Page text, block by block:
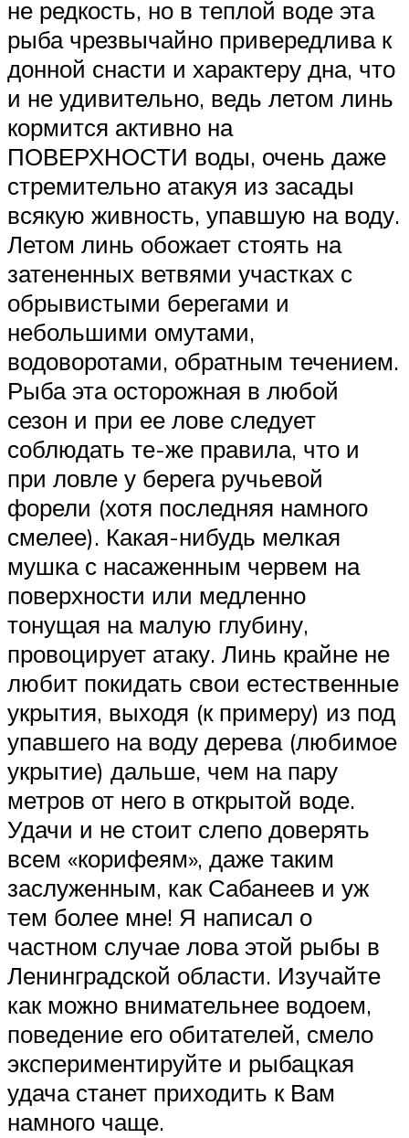
не редкость, но в теплой воде эта
рыба чрезвычайно привередлива к
донной снасти и характеру дна, что
и не удивительно, ведь летом линь
кормится активно на
ПОВЕРХНОСТИ воды, очень даже
стремительно атакуя из засады
всякую живность, упавшую на воду.
Летом линь обожает стоять на
затененных ветвями участках с
обрывистыми берегами и
небольшими омутами,
водоворотами, обратным течением.
Рыба эта осторожная в любой
сезон и при ее лове следует
соблюдать те-же правила, что и
при ловле у берега ручьевой
форели (хотя последняя намного
смелее). Какая-нибудь мелкая
мушка с насаженным червем на
поверхности или медленно
тонущая на малую глубину,
провоцирует атаку. Линь крайне не
любит покидать свои естественные
укрытия, выходя (к примеру) из под
упавшего на воду дерева (любимое
укрытие) дальше, чем на пару
метров от него в открытой воде.
Удачи и не стоит слепо доверять
всем «корифеям», даже таким
заслуженным, как Сабанеев и уж
тем более мне! Я написал о
частном случае лова этой рыбы в
Ленинградской области. Изучайте
как можно внимательнее водоем,
поведение его обитателей, смело
экспериментируйте и рыбацкая
удача станет приходить к Вам
намного чаще.